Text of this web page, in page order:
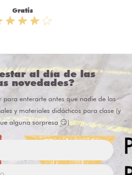
Gratis
al día de las
novedades?
para enterarte antes que nadie de las
y materiales didácticos para clase (y
alguna sorpresa 😏)